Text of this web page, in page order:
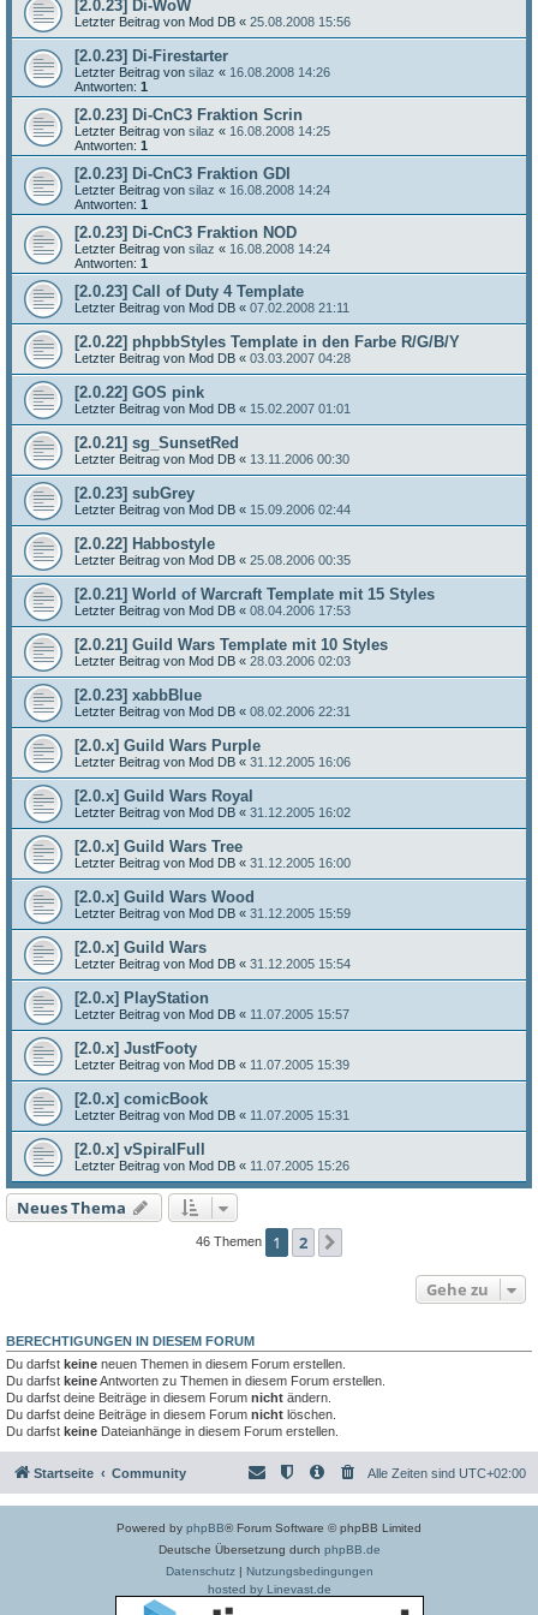
[2.0.23] Di-WoW
Letzter Beitrag von Mod DB « 25.08.2008 15:56
[2.0.23] Di-Firestarter
Letzter Beitrag von silaz « 16.08.2008 14:26
Antworten: 1
[2.0.23] Di-CnC3 Fraktion Scrin
Letzter Beitrag von silaz « 16.08.2008 14:25
Antworten: 1
[2.0.23] Di-CnC3 Fraktion GDI
Letzter Beitrag von silaz « 16.08.2008 14:24
Antworten: 1
[2.0.23] Di-CnC3 Fraktion NOD
Letzter Beitrag von silaz « 16.08.2008 14:24
Antworten: 1
[2.0.23] Call of Duty 4 Template
Letzter Beitrag von Mod DB « 07.02.2008 21:11
[2.0.22] phpbbStyles Template in den Farbe R/G/B/Y
Letzter Beitrag von Mod DB « 03.03.2007 04:28
[2.0.22] GOS pink
Letzter Beitrag von Mod DB « 15.02.2007 01:01
[2.0.21] sg_SunsetRed
Letzter Beitrag von Mod DB « 13.11.2006 00:30
[2.0.23] subGrey
Letzter Beitrag von Mod DB « 15.09.2006 02:44
[2.0.22] Habbostyle
Letzter Beitrag von Mod DB « 25.08.2006 00:35
[2.0.21] World of Warcraft Template mit 15 Styles
Letzter Beitrag von Mod DB « 08.04.2006 17:53
[2.0.21] Guild Wars Template mit 10 Styles
Letzter Beitrag von Mod DB « 28.03.2006 02:03
[2.0.23] xabbBlue
Letzter Beitrag von Mod DB « 08.02.2006 22:31
[2.0.x] Guild Wars Purple
Letzter Beitrag von Mod DB « 31.12.2005 16:06
[2.0.x] Guild Wars Royal
Letzter Beitrag von Mod DB « 31.12.2005 16:02
[2.0.x] Guild Wars Tree
Letzter Beitrag von Mod DB « 31.12.2005 16:00
[2.0.x] Guild Wars Wood
Letzter Beitrag von Mod DB « 31.12.2005 15:59
[2.0.x] Guild Wars
Letzter Beitrag von Mod DB « 31.12.2005 15:54
[2.0.x] PlayStation
Letzter Beitrag von Mod DB « 11.07.2005 15:57
[2.0.x] JustFooty
Letzter Beitrag von Mod DB « 11.07.2005 15:39
[2.0.x] comicBook
Letzter Beitrag von Mod DB « 11.07.2005 15:31
[2.0.x] vSpiralFull
Letzter Beitrag von Mod DB « 11.07.2005 15:26
Neues Thema
46 Themen 1 2
Gehe zu
BERECHTIGUNGEN IN DIESEM FORUM
Du darfst keine neuen Themen in diesem Forum erstellen.
Du darfst keineAntworten zu Themen in diesem Forum erstellen.
Du darfst deine Beiträge in diesem Forum nicht ändern.
Du darfst deine Beiträge in diesem Forum nicht löschen.
Du darfst keine Dateianhänge in diesem Forum erstellen.
Startseite Community Alle Zeiten sind UTC+02:00
Powered by phpBB® Forum Software © phpBB Limited
Deutsche Übersetzung durch phpBB.de
Datenschutz| Nutzungsbedingungen
hosted by Linevast.de